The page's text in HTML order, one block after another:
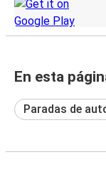
En esta
Paradas de